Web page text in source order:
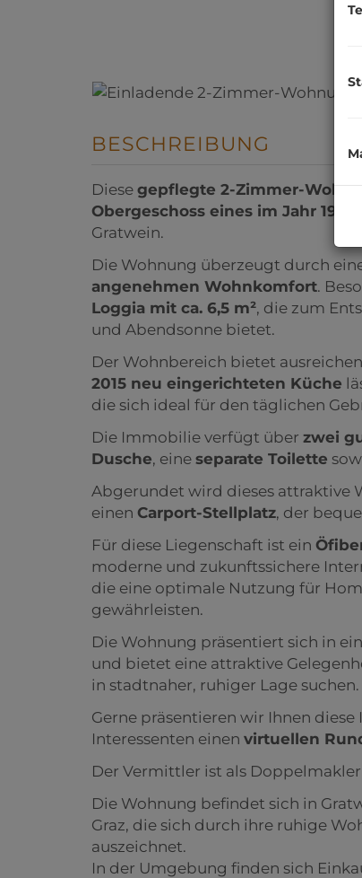
BESCHREIBUNG
Diese gepflegte 2-Zimmer-
Obergeschoss eines im Jahr
Gratwein.
Die Wohnung überzeugt durch
angenehmen Wohnkomfort.
Loggia mit ca. 6,5 m², die zum
und Abendsonne bietet.
Der Wohnbereich bietet
2015 neu eingerichteten Küche
die sich ideal für den täglichen
Die Immobilie verfügt über zwei
Dusche, eine separate Toilette
Abgerundet wird dieses attraktive
einen Carport-Stellplatz, der
Für diese Liegenschaft ist ein
moderne und zukunftssichere
die eine optimale Nutzung für
gewährleisten.
Die Wohnung präsentiert sich in
und bietet eine attraktive
in stadtnaher, ruhiger Lage suchen.
Gerne präsentieren wir Ihnen
Interessenten einen virtuellen
Der Vermittler ist als
Die Wohnung befindet sich in
Graz, die sich durch ihre ruhige
auszeichnet.
In der Umgebung finden sich